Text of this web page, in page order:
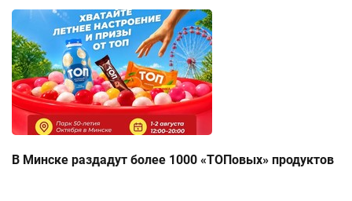
В Минске раздадут более 1000 «ТОПовых» продуктов